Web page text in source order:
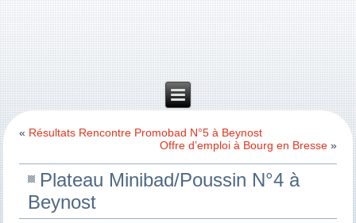
« Résultats Rencontre Promobad N°5 à Beynost
Offre d’emploi à Bourg en Bresse»
Plateau Minibad/Poussin N°4 à
Beynost